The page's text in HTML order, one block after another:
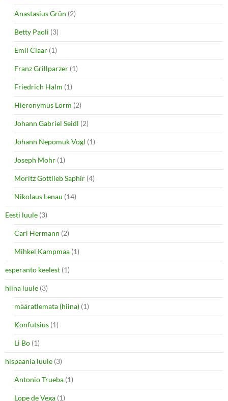
) w
)
Anastasius Grün (2)
Betty Paoli (3)
Emil Claar (1)
Franz Grillparzer (1)
Friedrich Halm (1)
Hieronymus Lorm (2)
Johann Gabriel Seidl (2)
Johann Nepomuk Vogl (1)
Joseph Mohr (1)
Moritz Gottlieb Saphir (4)
Nikolaus Lenau (14)
Eesti luule (3)
Carl Hermann (2)
Mihkel Kampmaa (1)
esperanto keelest (1)
hiina luule (3)
määratlemata (hiina) (1)
Konfutsius (1)
Li Bo (1)
hispaania luule (3)
Antonio Trueba (1)
Lope de Vega (1)